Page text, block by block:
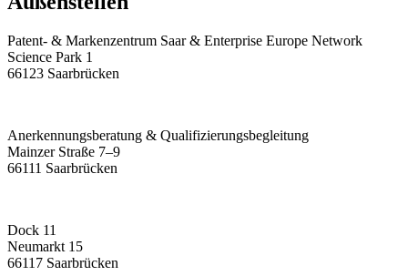
Patent- & Markenzentrum Saar & Enterprise Europe Network
Science Park 1
66123 Saarbrücken
Anerkennungsberatung & Qualifizierungsbegleitung
Mainzer Straße 7–9
66111 Saarbrücken
Dock 11
Neumarkt 15
66117 Saarbrücken